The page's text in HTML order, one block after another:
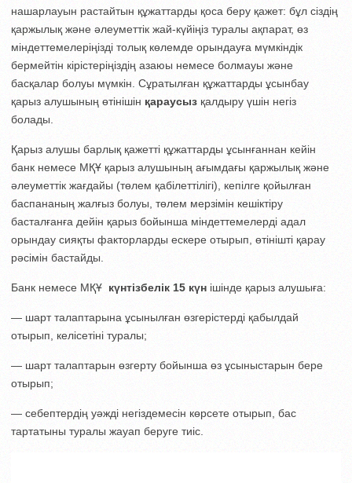
нашарлауын растайтын құжаттарды қоса беру қажет: бұл сіздің
қаржылық және әлеуметтік жай-күйіңіз туралы ақпарат, өз
міндеттемелеріңізді толық көлемде орындауға мүмкіндік
бермейтін кірістеріңіздің азаюы немесе болмауы және
басқалар болуы мүмкін. Сұратылған құжаттарды ұсынбау
қарыз алушының өтінішін қараусыз қалдыру үшін негіз
болады.
Қарыз алушы барлық қажетті құжаттарды ұсынғаннан кейін
банк немесе МҚҰ қарыз алушының ағымдағы қаржылық және
әлеуметтік жағдайы (төлем қабілеттілігі), кепілге қойылған
баспананың жалғыз болуы, төлем мерзімін кешіктіру
басталғанға дейін қарыз бойынша міндеттемелерді адал
орындау сияқты факторларды ескере отырып, өтінішті қарау
рәсімін бастайды.
Банк немесе МҚҰ күнтізбелік 15 күн ішінде қарыз алушыға:
— шарт талаптарына ұсынылған өзгерістерді қабылдай
отырып, келісетіні туралы;
— шарт талаптарын өзгерту бойынша өз ұсыныстарын бере
отырып;
— себептердің уәжді негіздемесін көрсете отырып, бас
тартатыны туралы жауап беруге тиіс.